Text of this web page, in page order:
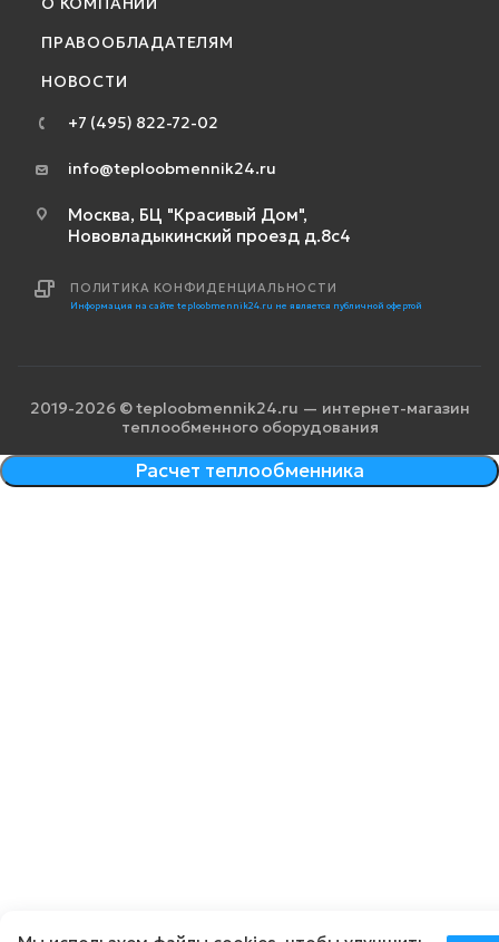
ПРАВООБЛАДАТЕЛЯМ
НОВОСТИ
+7 (495) 822-72-02
info@teploobmennik24.ru
Москва, БЦ "Красивый Дом",
Нововладыкинский проезд д.8с4
ПОЛИТИКА КОНФИДЕНЦИАЛЬНОСТИ
Информация на сайте teploobmennik24.ru не является публичной офертой
2019-2026 © teploobmennik24.ru — интернет-магазин
теплообменного оборудования
Расчет теплообменника